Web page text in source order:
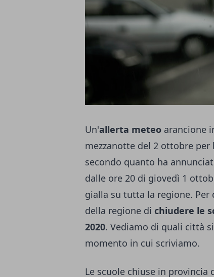
Un'allerta meteo arancione
mezzanotte del 2 ottobre per
secondo quanto ha
dalle ore 20 di giovedì 1
gialla su tutta la regione.
della regione di chiudere le
2020. Vediamo di quali città
momento in cui scriviamo.
Le scuole chiuse in provincia